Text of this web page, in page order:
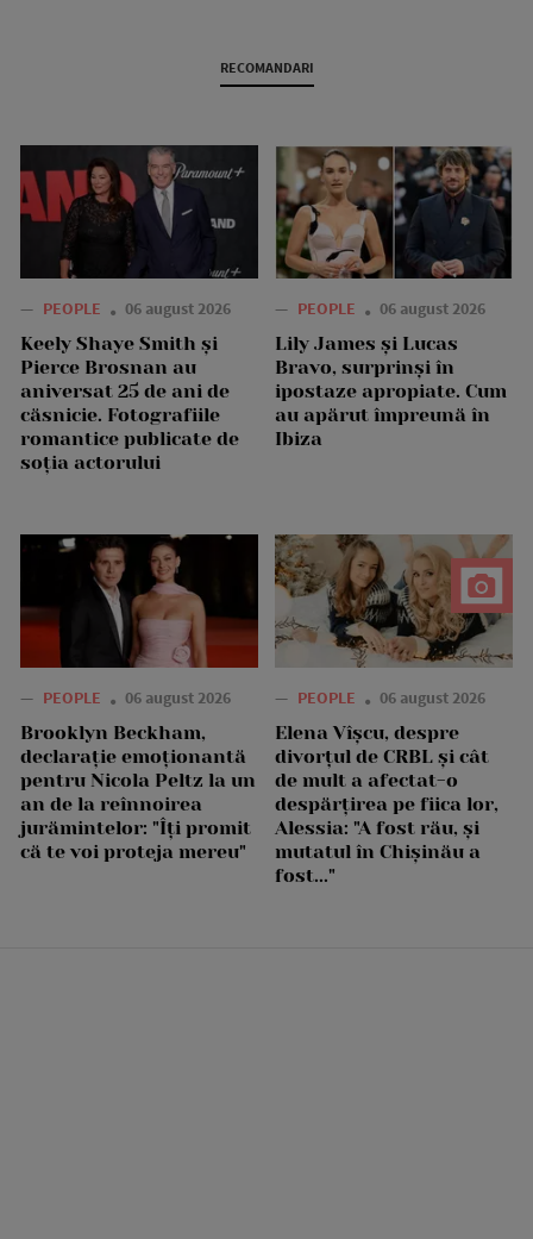
RECOMANDARI
— PEOPLE 06 august 2026
Keely Shaye Smith și
Pierce Brosnan au
aniversat 25 de ani de
căsnicie. Fotografiile
romantice publicate de
soția actorului
— PEOPLE 06 august 2026
Lily James și Lucas
Bravo, surprinși în
ipostaze apropiate. Cum
au apărut împreună în
Ibiza
— PEOPLE 06 august 2026
Brooklyn Beckham,
declarație emoționantă
pentru Nicola Peltz la un
an de la reînnoirea
jurămintelor: "Îți promit
că te voi proteja mereu"
— PEOPLE 06 august 2026
Elena Vîșcu, despre
divorțul de CRBL și cât
de mult a afectat-o
despărțirea pe fiica lor,
Alessia: "A fost rău, și
mutatul în Chișinău a
fost..."